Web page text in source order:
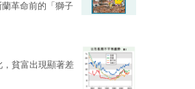
革命前的「獅子
貧富出現顯著差